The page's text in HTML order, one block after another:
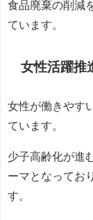
食品廃棄の削減
ています。
女性活躍推
女性が働きやす
ています。
少子高齢化が進
ーマとなってお
す。